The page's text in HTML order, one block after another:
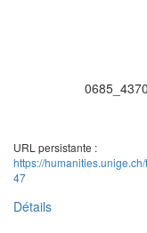
URL persistante :
https://
47
Détails